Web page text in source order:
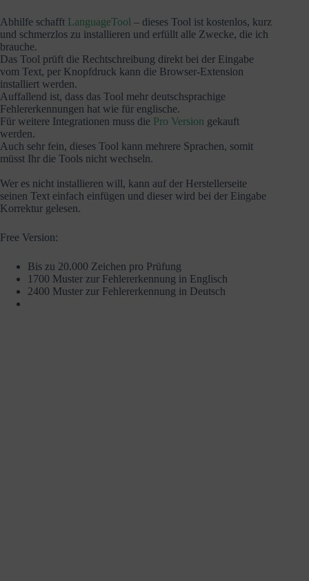
Abhilfe schafft LanguageTool – dieses Tool ist kostenlos, kurz
und schmerzlos zu installieren und erfüllt alle Zwecke, die ich
brauche.
Das Tool prüft die Rechtschreibung direkt bei der Eingabe
vom Text, per Knopfdruck kann die Browser-Extension
installiert werden.
Auffallend ist, dass das Tool mehr deutschsprachige
Fehlererkennungen hat wie für englische.
Für weitere Integrationen muss die Pro Version gekauft
werden.
Auch sehr fein, dieses Tool kann mehrere Sprachen, somit
müsst Ihr die Tools nicht wechseln.
Wer es nicht installieren will, kann auf der Herstellerseite
seinen Text einfach einfügen und dieser wird bei der Eingabe
Korrektur gelesen.
Free Version:
Bis zu 20.000 Zeichen pro Prüfung
1700 Muster zur Fehlererkennung in Englisch
2400 Muster zur Fehlererkennung in Deutsch